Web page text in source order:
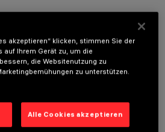
mit LED. Strukturgehäuse aus
Anschlag-Außenrand. Der lineare
mit 5 Zellen sieht die
akzeptieren“ klicken, stimmen Sie der
Ihrem Gerät zu, um die
die Websitenutzung zu
zu unterstützen.
Alle Cookies akzeptieren